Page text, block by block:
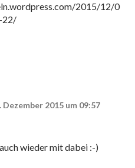
2015/12/0
22/
Dezember 2015 um 09:57
wieder mit dabei :-)